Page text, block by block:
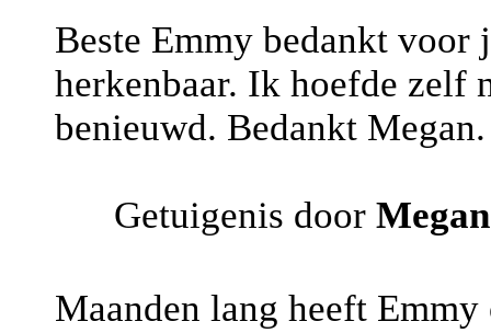
Beste Emmy bedankt voor
herkenbaar. Ik hoefde zelf
benieuwd. Bedankt Megan.
Getuigenis door Megan
Maanden lang heeft